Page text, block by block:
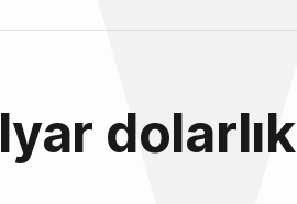
dolarlık